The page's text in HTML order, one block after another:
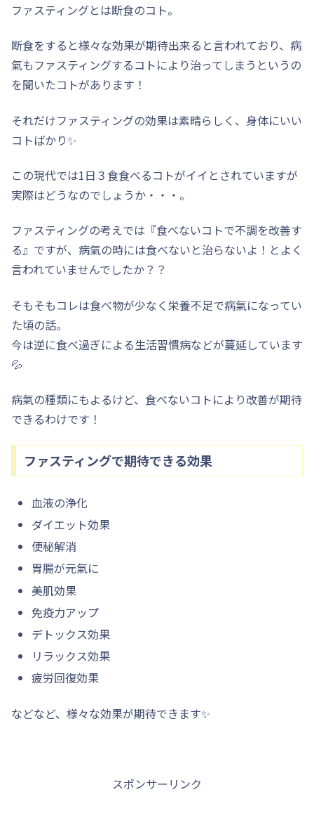
ファスティングとは断食のコト。
断食をすると様々な効果が期待出来ると言われており、病
氣もファスティングするコトにより治ってしまうというの
を聞いたコトがあります！
それだけファスティングの効果は素晴らしく、身体にいい
コトばかり✨
この現代では1日３食食べるコトがイイとされていますが
実際はどうなのでしょうか・・・。
ファスティングの考えでは『食べないコトで不調を改善す
る』ですが、病氣の時には食べないと治らないよ！とよく
言われていませんでしたか？？
そもそもコレは食べ物が少なく栄養不足で病氣になってい
た頃の話。
今は逆に食べ過ぎによる生活習慣病などが蔓延しています
💦
病氣の種類にもよるけど、食べないコトにより改善が期待
できるわけです！
ファスティングで期待できる効果
血液の浄化
ダイエット効果
便秘解消
胃腸が元氣に
美肌効果
免疫力アップ
デトックス効果
リラックス効果
疲労回復効果
などなど、様々な効果が期待できます✨
スポンサーリンク